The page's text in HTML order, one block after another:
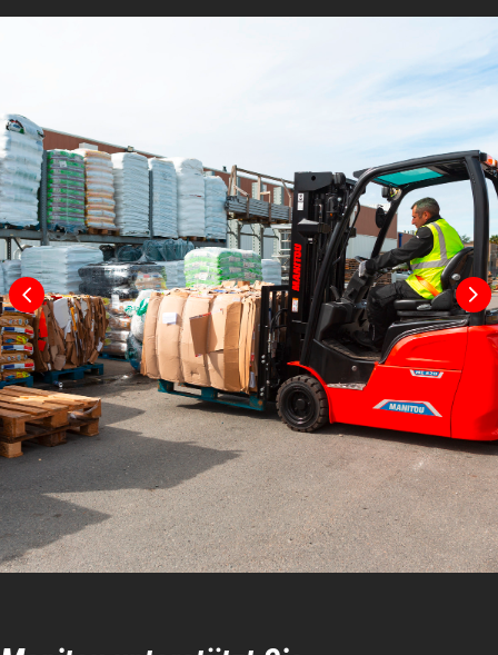
110 mm
Gangbreite für Palette 800 x 1200
längs
3440
mm
Wenderadius
1625 mm